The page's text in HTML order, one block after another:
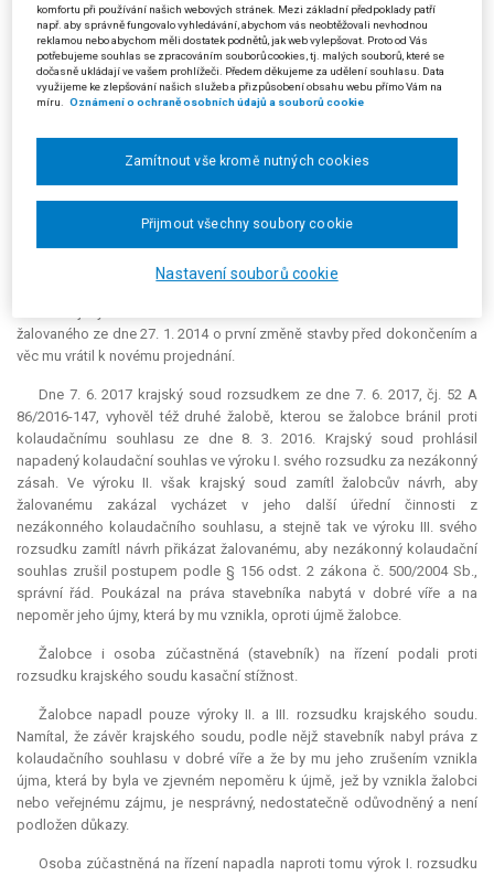
nemělo být vydáno postupem podle § 118 odst. 6 stavebního zákona,
neboť šlo o podstatnou změnu stavby, jež se mohla dotknout
žalobcových vlastnických práv, a ten tudíž měl být účastníkem řádného
stavebního řízení.
Krajský soud v Hradci Králové – pobočka v Pardubicích rozsudkem
ze dne 5. 5. 2016, čj. 52 A 63/2015-75, zrušil rozhodnutí krajského úřadu
o zamítnutí žalobcova odvolání proti rozhodnutí o povolení první změny
účastníkem řízení, jelikož mohl být přinejmenším potenciálně dotčen
první změnou stavby, a to z důvodu možných imisí v podobě hluku ze
stacionárních zdrojů stavby, zvýšené dopravy a provozu široké
veřejnosti, zápachu, prašnosti a imisí z odvětrání prostoru pivovaru a
žalovaného ze dne 27. 1. 2014 o první změně stavby před dokončením a
věc mu vrátil k novému projednání.
Dne 7. 6. 2017 krajský soud rozsudkem ze dne 7. 6. 2017, čj. 52 A
86/2016-147, vyhověl též druhé žalobě, kterou se žalobce bránil proti
kolaudačnímu souhlasu ze dne 8. 3. 2016. Krajský soud prohlásil
napadený kolaudační souhlas ve výroku I. svého rozsudku za nezákonný
zásah. Ve výroku II. však krajský soud zamítl žalobcův návrh, aby
žalovanému zakázal vycházet v jeho další úřední činnosti z
nezákonného kolaudačního souhlasu, a stejně tak ve výroku III. svého
rozsudku zamítl návrh přikázat žalovanému, aby nezákonný kolaudační
souhlas zrušil postupem podle § 156 odst. 2 zákona č. 500/2004 Sb.,
správní řád. Poukázal na práva stavebníka nabytá v dobré víře a na
nepoměr jeho újmy, která by mu vznikla, oproti újmě žalobce.
Žalobce i osoba zúčastněná (stavebník) na řízení podali proti
rozsudku krajského soudu kasační stížnost.
Žalobce napadl pouze výroky II. a III. rozsudku krajského soudu.
Namítal, že závěr krajského soudu, podle nějž stavebník nabyl práva z
kolaudačního souhlasu v dobré víře a že by mu jeho zrušením vznikla
újma, která by byla ve zjevném nepoměru k újmě, jež by vznikla žalobci
nebo veřejnému zájmu, je nesprávný, nedostatečně odůvodněný a není
podložen důkazy.
Osoba zúčastněná na řízení napadla naproti tomu výrok I. rozsudku
komfortu při používání našich webových stránek. Mezi základní předpoklady patří
např. aby správně fungovalo vyhledávání, abychom vás neobtěžovali nevhodnou
reklamou nebo abychom měli dostatek podnětů, jak web vylepšovat. Proto od Vás
potřebujeme souhlas se zpracováním souborů cookies, tj. malých souborů, které se
dočasně ukládají ve vašem prohlížeči. Předem děkujeme za udělení souhlasu. Data
využijeme ke zlepšování našich služeb a přizpůsobení obsahu webu přímo Vám na
míru. Oznámení o ochraně osobních údajů a souborů cookie
Nastavení souborů cookie
Zamítnout vše kromě nutných cookies
Přijmout všechny soubory cookie